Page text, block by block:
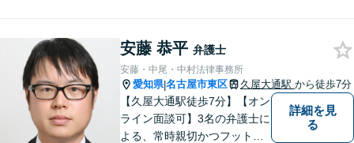
安藤 恭平 弁護士
安藤・中尾・中村法律事務所
愛知県|名古屋市東区 久屋大通駅 から徒歩7分
【久屋大通駅徒歩7分】【オン
ライン面談可】3名の弁護士に
よる、常時親切かつフットワ
詳細を見
る